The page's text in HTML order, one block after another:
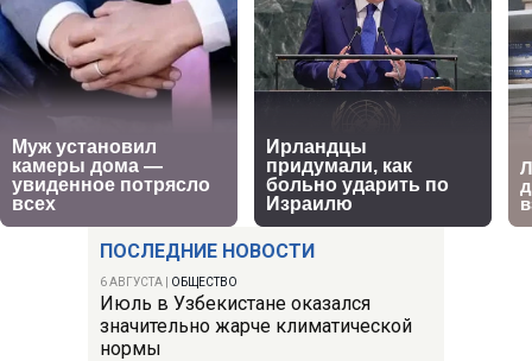
ПОСЛЕДНИЕ НОВОСТИ
6 АВГУСТА ОБЩЕСТВО
Июль в Узбекистане оказался
значительно жарче климатической
нормы